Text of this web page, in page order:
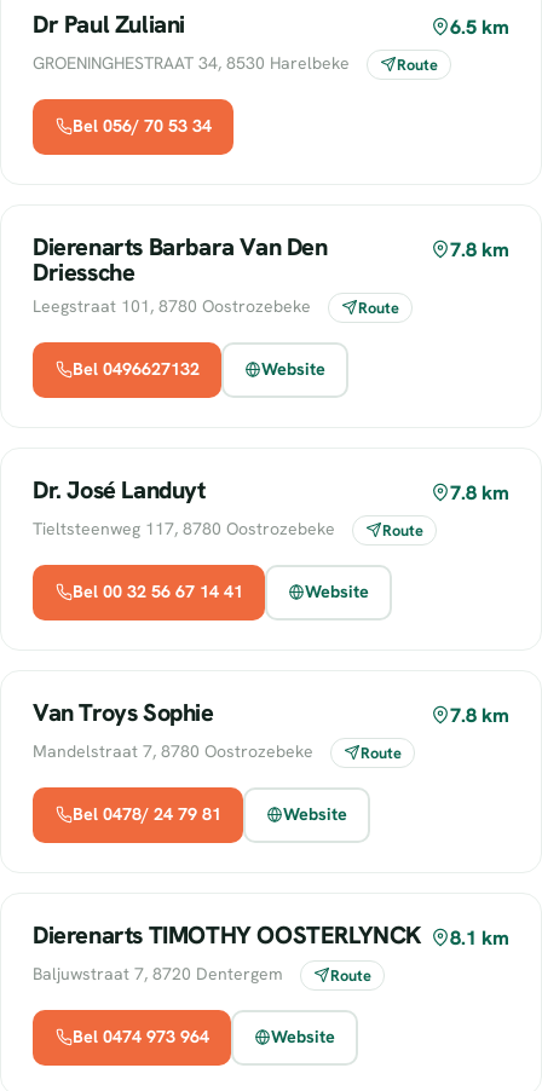
Dr Paul Zuliani 6.5 km
GROENINGHESTRAAT 34, 8530 Harelbeke Route
Bel 056/ 70 53 34
Dierenarts Barbara Van Den
Driessche
7.8 km
Leegstraat 101, 8780 Oostrozebeke Route
Bel 0496627132 Website
Dr. José Landuyt 7.8 km
Tieltsteenweg 117, 8780 Oostrozebeke Route
Bel 00 32 56 67 14 41 Website
Van Troys Sophie 7.8 km
Mandelstraat 7, 8780 Oostrozebeke Route
Bel 0478/ 24 79 81 Website
Dierenarts TIMOTHY OOSTERLYNCK 8.1 km
Baljuwstraat 7, 8720 Dentergem Route
Bel 0474 973 964 Website